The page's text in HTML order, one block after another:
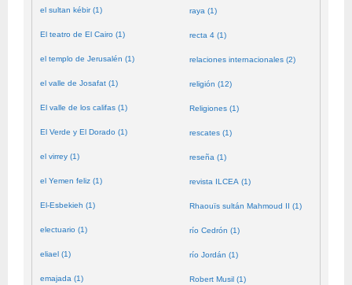
el sultan kébir (1)
El teatro de El Cairo (1)
el templo de Jerusalén (1)
el valle de Josafat (1)
El valle de los califas (1)
El Verde y El Dorado (1)
el virrey (1)
el Yemen feliz (1)
El-Esbekieh (1)
electuario (1)
eliael (1)
emajada (1)
raya (1)
recta 4 (1)
relaciones internacionales (2)
religión (12)
Religiones (1)
rescates (1)
reseña (1)
revista ILCEA (1)
Rhaouïs sultán Mahmoud II (1)
río Cedrón (1)
río Jordán (1)
Robert Musil (1)